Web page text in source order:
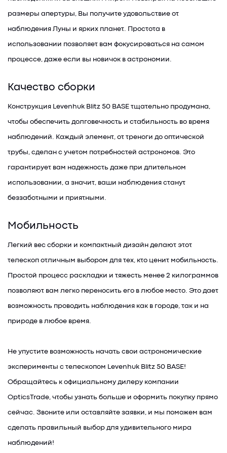
размеры апертуры, Вы получите удовольствие от
наблюдения Луны и ярких планет. Простота в
использовании позволяет вам фокусироваться на самом
процессе, даже если вы новичок в астрономии.
Качество сборки
Конструкция Levenhuk Blitz 50 BASE тщательно продумана,
чтобы обеспечить долговечность и стабильность во время
наблюдений. Каждый элемент, от треноги до оптической
трубы, сделан с учетом потребностей астрономов. Это
гарантирует вам надежность даже при длительном
использовании, а значит, ваши наблюдения станут
беззаботными и приятными.
Мобильность
Легкий вес сборки и компактный дизайн делают этот
телескоп отличным выбором для тех, кто ценит мобильность.
Простой процесс раскладки и тяжесть менее 2 килограммов
позволяют вам легко переносить его в любое место. Это дает
возможность проводить наблюдения как в городе, так и на
природе в любое время.
Не упустите возможность начать свои астрономические
эксперименты с телескопом Levenhuk Blitz 50 BASE!
Обращайтесь к официальному дилеру компании
OpticsTrade, чтобы узнать больше и оформить покупку прямо
сейчас. Звоните или оставляйте заявки, и мы поможем вам
сделать правильный выбор для удивительного мира
наблюдений!